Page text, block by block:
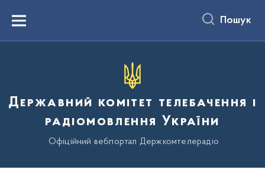
вмістуMenu Пошук
Державний комітет телебачення і
радіомовлення України
Офіційний вебпортал Держкомтелерадіо